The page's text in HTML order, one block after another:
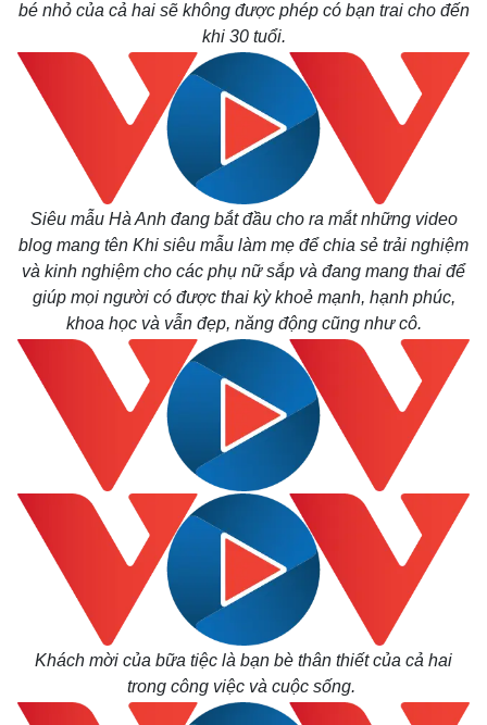
bé nhỏ của cả hai sẽ không được phép có bạn trai cho đến
khi 30 tuổi.
Siêu mẫu Hà Anh đang bắt đầu cho ra mắt những video
blog mang tên Khi siêu mẫu làm mẹ để chia sẻ trải nghiệm
và kinh nghiệm cho các phụ nữ sắp và đang mang thai để
giúp mọi người có được thai kỳ khoẻ mạnh, hạnh phúc,
khoa học và vẫn đẹp, năng động cũng như cô.
Khách mời của bữa tiệc là bạn bè thân thiết của cả hai
trong công việc và cuộc sống.